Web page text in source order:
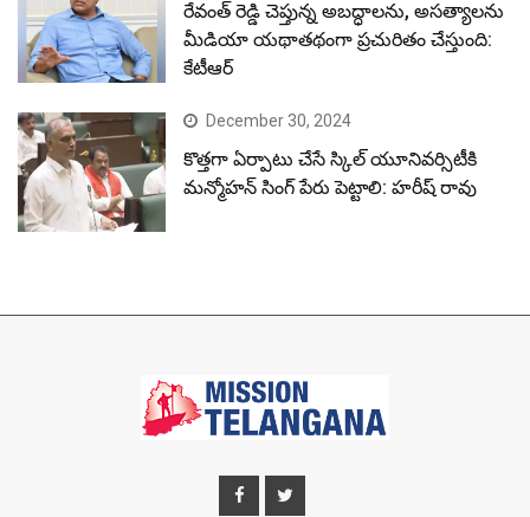
రేవంత్ రెడ్డి చెప్తున్న అబద్ధాలను, అసత్యాలను
మీడియా యథాతథంగా ప్రచురితం చేస్తుంది:
కేటీఆర్
December 30, 2024
కొత్తగా ఏర్పాటు చేసే స్కిల్ యూనివర్సిటీకి
మన్మోహన్ సింగ్ పేరు పెట్టాలి: హరీష్ రావు